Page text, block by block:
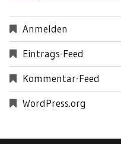
Anmelden
Eintrags-Feed
Kommentar-Feed
WordPress.org